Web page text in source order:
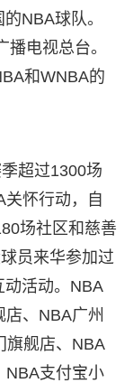
NBA球队。
电视总台。
和WNBA的
超过1300场
关怀行动，自
场社区和慈善
员来华参加过
动活动。NBA
店、NBA广州
旗舰店、NBA
NBA支付宝小